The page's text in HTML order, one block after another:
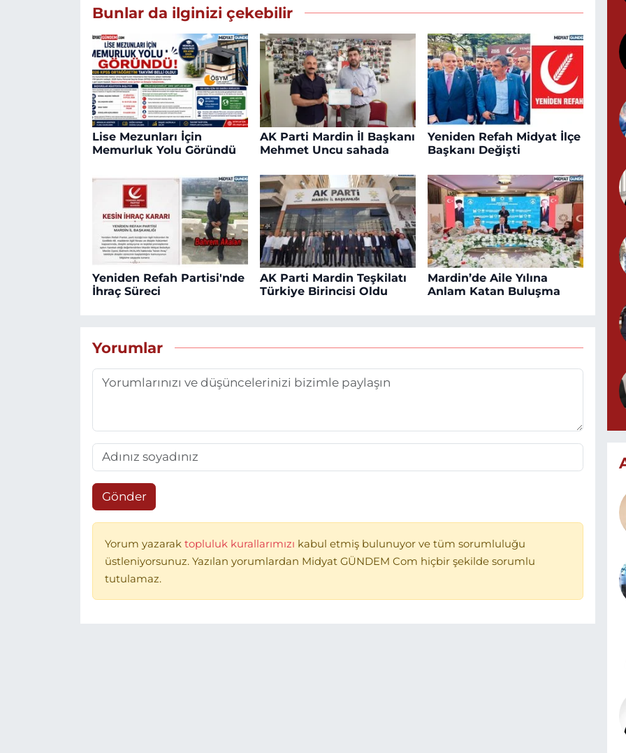
Bunlar da ilginizi çekebilir
Lise Mezunları İçin
Memurluk Yolu Göründü
AK Parti Mardin İl Başkanı
Mehmet Uncu sahada
Yeniden Refah Midyat İlçe
Başkanı Değişti
Yeniden Refah Partisi'nde
İhraç Süreci
AK Parti Mardin Teşkilatı
Türkiye Birincisi Oldu
Mardin’de Aile Yılına
Anlam Katan Buluşma
Yorumlar
Gönder
Yorum yazarak topluluk kurallarımızı kabul etmiş bulunuyor ve tüm sorumluluğu
üstleniyorsunuz. Yazılan yorumlardan Midyat GÜNDEM Com hiçbir şekilde sorumlu
tutulamaz.